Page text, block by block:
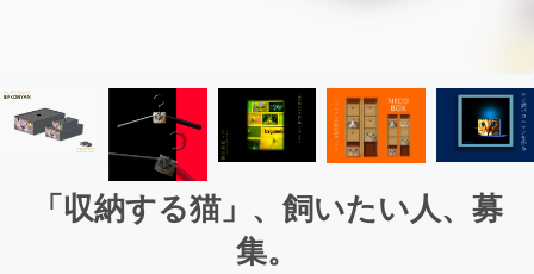
「収納する猫」、飼いたい人、募
集。